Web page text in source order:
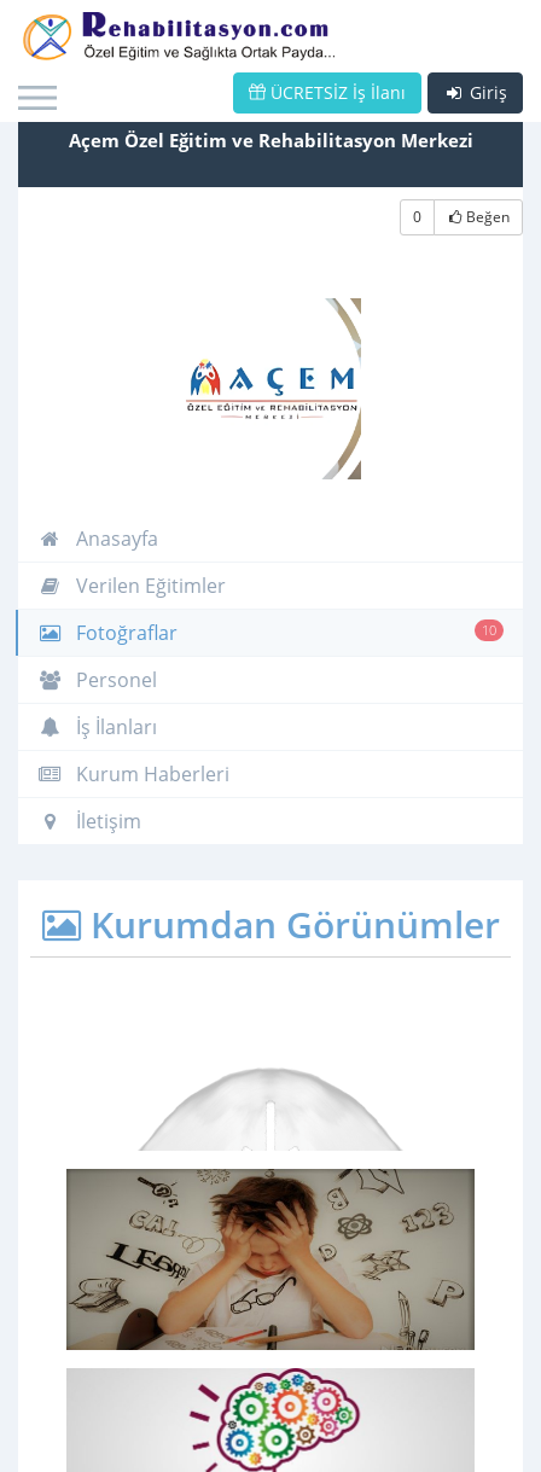
Giriş
ÜCRETSİZ İş İlanı
Açem Özel Eğitim ve Rehabilitasyon Merkezi
0 Beğen
Anasayfa
Verilen Eğitimler
10
Fotoğraflar
Personel
İş İlanları
Kurum Haberleri
İletişim
Kurumdan Görünümler